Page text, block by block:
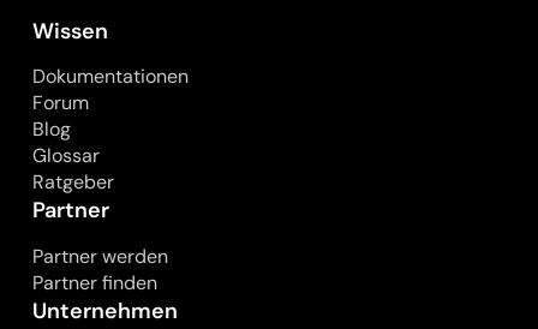
Wissen
Dokumentationen
Forum
Blog
Glossar
Ratgeber
Partner
Partner werden
Partner finden
Unternehmen